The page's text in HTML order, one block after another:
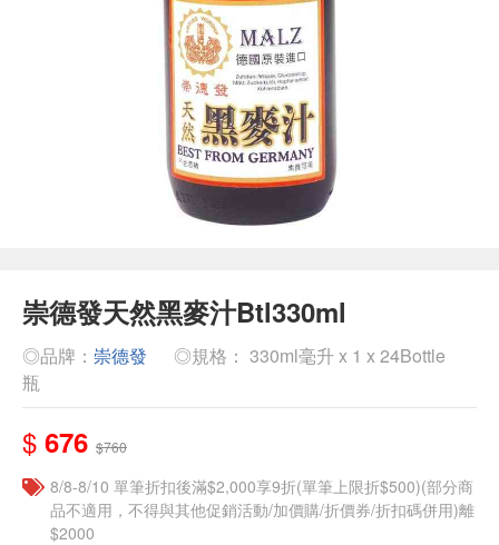
崇德發天然黑麥汁Btl330ml
◎品牌： 崇德發
◎規格： 330ml毫升 x 1 x 24Bottle
瓶
$ 676 $760
8/8-8/10 單筆折扣後滿$2,000享9折(單筆上限折$500)(部分商
品不適用，不得與其他促銷活動/加價購/折價券/折扣碼併用)離
$2000